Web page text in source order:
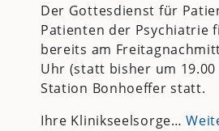
Der Gottesdienst für
Patienten der Psychiatrie
bereits am
Uhr (statt bisher um
Station Bonhoeffer statt.
Ihre Klinikseelsorge…